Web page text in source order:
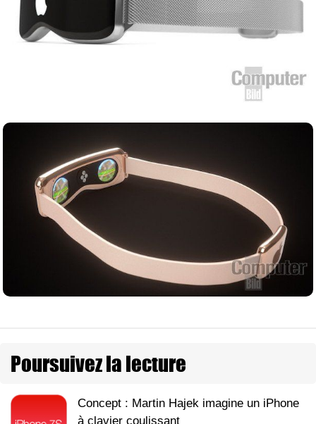
Poursuivez la lecture
Concept : Martin Hajek imagine un iPhone
à clavier coulissant